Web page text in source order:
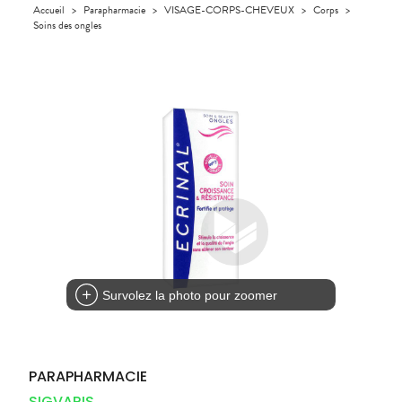
Orthopédie
Trousse à
Compléments
alimentaires
CHEVEUX
Cheveux
UTILES
PHARMACIES
VIDÉOS DE
DISPOSITIFS
SCAN
D’ORDONNANCE
Accueil > Parapharmacie > VISAGE-CORPS-CHEVEUX > Corps >
Soins des ongles
Survolez la photo pour zoomer
PARAPHARMACIE